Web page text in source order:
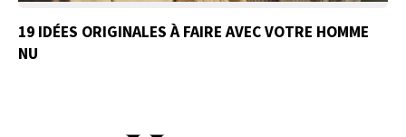
19 IDÉES ORIGINALES À FAIRE AVEC VOTRE HOMME
NU